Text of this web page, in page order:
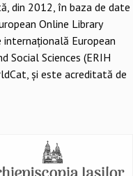
din 2012, în baza de date
Online Library
internațională European
Social Sciences (ERIH
și este acreditată de